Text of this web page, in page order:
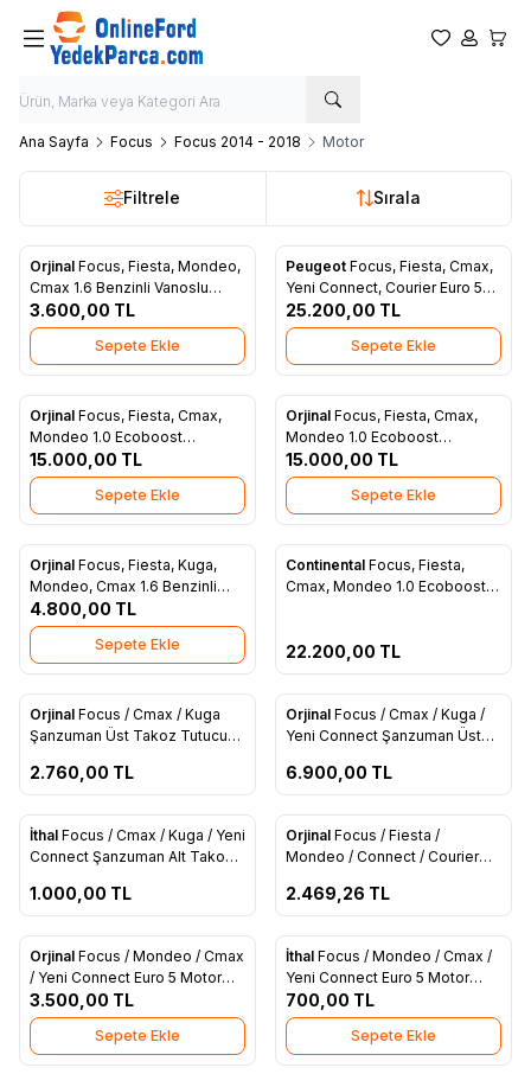
Favorilerim
Hesabım
Ana Sayfa Focus Focus 2014 - 2018 Motor
Filtrele Sırala
Yeni
Favorilere Ekle
Orjinal Focus, Fiesta, Mondeo,
Cmax 1.6 Benzinli Vanoslu
Eksoz Eksantrik Dişlisi (Orjinal)
(4M5G 6C524 ZA)
3.600,00 TL
Sepete Ekle
Yeni
Favorilere Ekle
Peugeot Focus, Fiesta, Cmax,
Yeni Connect, Courier Euro 5
Silindir Kapak Komple Dolu
Subaplı Orjinal AV6Q 6C032 AA
25.200,00 TL
Sepete Ekle
Yeni
Favorilere Ekle
Orjinal Focus, Fiesta, Cmax,
Mondeo 1.0 Ecoboost
Eksantrik Mili Emme Orjinal
CM5G 6A267 AA
15.000,00 TL
Sepete Ekle
Yeni
Favorilere Ekle
Orjinal Focus, Fiesta, Cmax,
Mondeo 1.0 Ecoboost
Eksantrik Mili Eksoz Orjinal
CM5G 6A269 AB
15.000,00 TL
Sepete Ekle
Yeni
Favorilere Ekle
Orjinal Focus, Fiesta, Kuga,
Mondeo, Cmax 1.6 Benzinli
Vanoslu Emme Eksantrik Dişlisi
Orjinal (DS7G 6C524 AA)
4.800,00 TL
Sepete Ekle
Yeni
Favorilere Ekle
Tükendi
Continental Focus, Fiesta,
Cmax, Mondeo 1.0 Ecoboost
22.200,00 TL
Favorilere Ekle
Orjinal Focus / Cmax / Kuga
Şanzuman Üst Takoz Tutucu
AA)
2.760,00 TL
Favorilere Ekle
Tükendi
Orjinal Focus / Cmax / Kuga /
Yeni Connect Şanzuman Üst
6.900,00 TL
Favorilere Ekle
İthal Focus / Cmax / Kuga / Yeni
Connect Şanzuman Alt Takozu
1.000,00 TL
Favorilere Ekle
Tükendi
Orjinal Focus / Fiesta /
Mondeo / Connect / Courier
(AV6Q 6766 AA)
2.469,26 TL
Favorilere Ekle
Orjinal Focus / Mondeo / Cmax
/ Yeni Connect Euro 5 Motor
Enjektör Geri Dönüş Hortumu
Dişi (AV6Q 9K022 AB)
3.500,00 TL
Sepete Ekle
Favorilere Ekle
İthal Focus / Mondeo / Cmax /
Yeni Connect Euro 5 Motor
Enjektör Geri Dönüş Hortumu
Dişi (AV6Q 9K022 AB)
700,00 TL
Sepete Ekle